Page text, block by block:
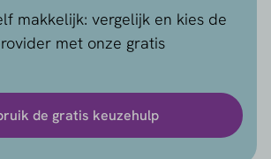
makkelijk: vergelijk en kies de
met onze gratis
de gratis keuzehulp